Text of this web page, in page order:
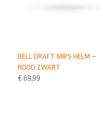
BELL DRAFT MIPS HELM –
ROOD ZWART
€ 69,99